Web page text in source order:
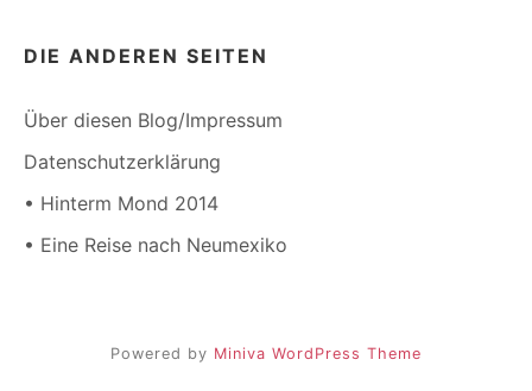
DIE ANDEREN SEITEN
Über diesen Blog/Impressum
Datenschutzerklärung
• Hinterm Mond 2014
• Eine Reise nach Neumexiko
Powered by Miniva WordPress Theme